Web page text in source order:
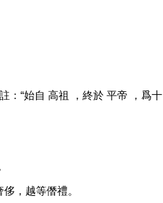
：“始自 高祖 ，終於 平帝 ，爲十
，越等僭禮。